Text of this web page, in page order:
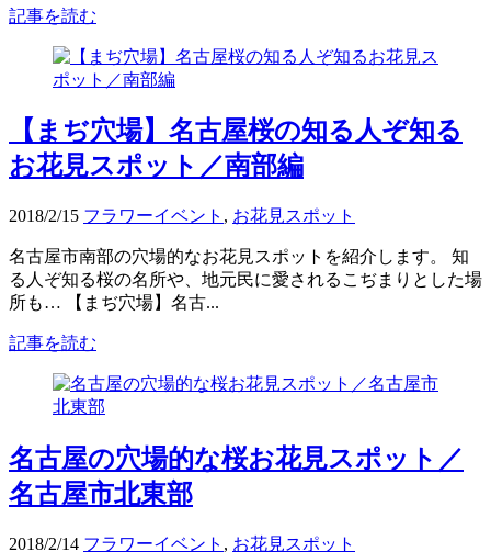
記事を読む
【まぢ穴場】名古屋桜の知る人ぞ知る
お花見スポット／南部編
2018/2/15 フラワーイベント , お花見スポット
名古屋市南部の穴場的なお花見スポットを紹介します。 知
る人ぞ知る桜の名所や、地元民に愛されるこぢまりとした場
所も… 【まぢ穴場】名古...
記事を読む
名古屋の穴場的な桜お花見スポット／
名古屋市北東部
2018/2/14 フラワーイベント , お花見スポット